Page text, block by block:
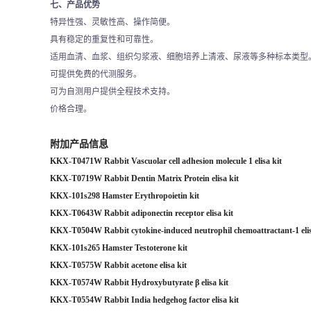
七、产品优势
特异性强、灵敏性高、操作简便。
具有稳定的重复性和可靠性。
适用血清、血浆、组织匀浆液、细胞培养上清液、尿液等多种标本类型。
可提供免费的代测服务。
可为自测用户提供全程技术支持。
价格合理。
附加产品信息
KKX-T0471W Rabbit Vascuolar cell adhesion molecule 1 elisa kit
KKX-T0719W Rabbit Dentin Matrix Protein elisa kit
KKX-101s298 Hamster Erythropoietin kit
KKX-T0643W Rabbit adiponectin receptor elisa kit
KKX-T0504W Rabbit cytokine-induced neutrophil chemoattractant-1
KKX-101s265 Hamster Testoterone kit
KKX-T0575W Rabbit acetone elisa kit
KKX-T0574W Rabbit Hydroxybutyrate β elisa kit
KKX-T0554W Rabbit India hedgehog factor elisa kit